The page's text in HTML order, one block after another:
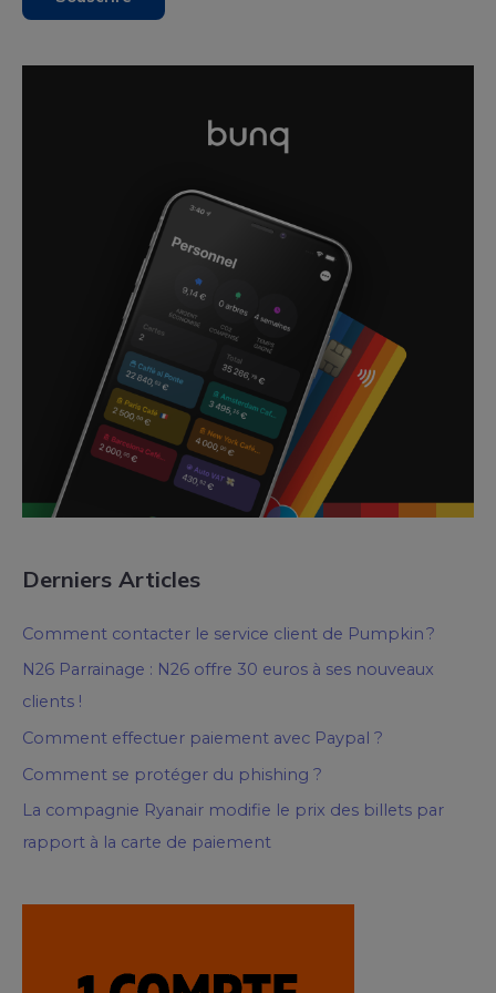
Derniers Articles
Comment contacter le service client de Pumpkin ?
N26 Parrainage : N26 offre 30 euros à ses nouveaux
clients !
Comment effectuer paiement avec Paypal ?
Comment se protéger du phishing ?
La compagnie Ryanair modifie le prix des billets par
rapport à la carte de paiement